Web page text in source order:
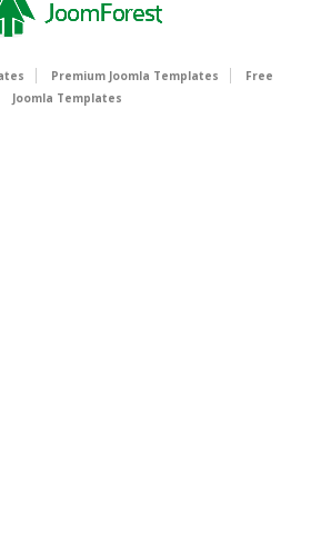
Premium Joomla Templates
Free
Joomla Templates